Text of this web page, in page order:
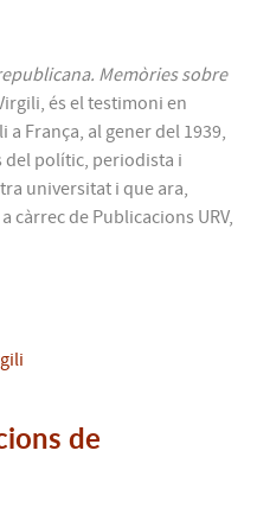
Memòries sobre
és el testimoni en
França, al gener del 1939,
del polític, periodista i
universitat i que ara,
càrrec de Publicacions URV,
de